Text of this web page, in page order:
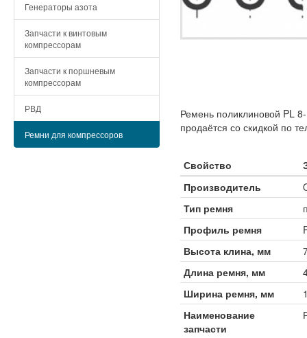
Генераторы азота
Запчасти к винтовым
компрессорам
Запчасти к поршневым
компрессорам
РВД
Ремни для компрессоров
Ремень поликлиновой PL
продаётся со скидкой по
Свойство
Производитель
Тип ремня
Профиль ремня
Высота клина, мм
Длина ремня, мм
Ширина ремня, мм
Наименование
запчасти